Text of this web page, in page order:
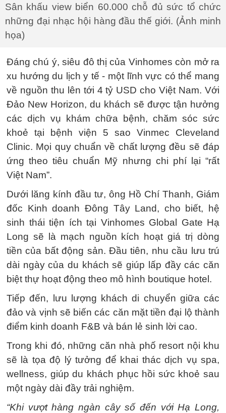
Sân khấu view biển 60.000 chỗ đủ sức tổ chức
những đại nhạc hội hàng đầu thế giới. (Ảnh minh
họa)
Đáng chú ý, siêu đô thị của Vinhomes còn mở ra
xu hướng du lịch y tế - một lĩnh vực có thể mang
về nguồn thu lên tới 4 tỷ USD cho Việt Nam. Với
Đảo New Horizon, du khách sẽ được tận hưởng
các dịch vụ khám chữa bệnh, chăm sóc sức
khoẻ tại bệnh viện 5 sao Vinmec Cleveland
Clinic. Mọi quy chuẩn về chất lượng đều sẽ đáp
ứng theo tiêu chuẩn Mỹ nhưng chi phí lại “rất
Việt Nam”.
Dưới lăng kính đầu tư, ông Hồ Chí Thanh, Giám
đốc Kinh doanh Đông Tây Land, cho biết, hệ
sinh thái tiện ích tại Vinhomes Global Gate Hạ
Long sẽ là mạch nguồn kích hoạt giá trị dòng
tiền của bất động sản. Đầu tiên, nhu cầu lưu trú
dài ngày của du khách sẽ giúp lấp đầy các căn
biệt thự hoạt động theo mô hình boutique hotel.
Tiếp đến, lưu lượng khách di chuyển giữa các
đảo và vịnh sẽ biến các căn mặt tiền đại lộ thành
điểm kinh doanh F&B và bán lẻ sinh lời cao.
Trong khi đó, những căn nhà phố resort nội khu
sẽ là tọa độ lý tưởng để khai thác dịch vụ spa,
wellness, giúp du khách phục hồi sức khoẻ sau
một ngày dài đầy trải nghiệm.
“Khi vượt hàng ngàn cây số đến với Hạ Long,